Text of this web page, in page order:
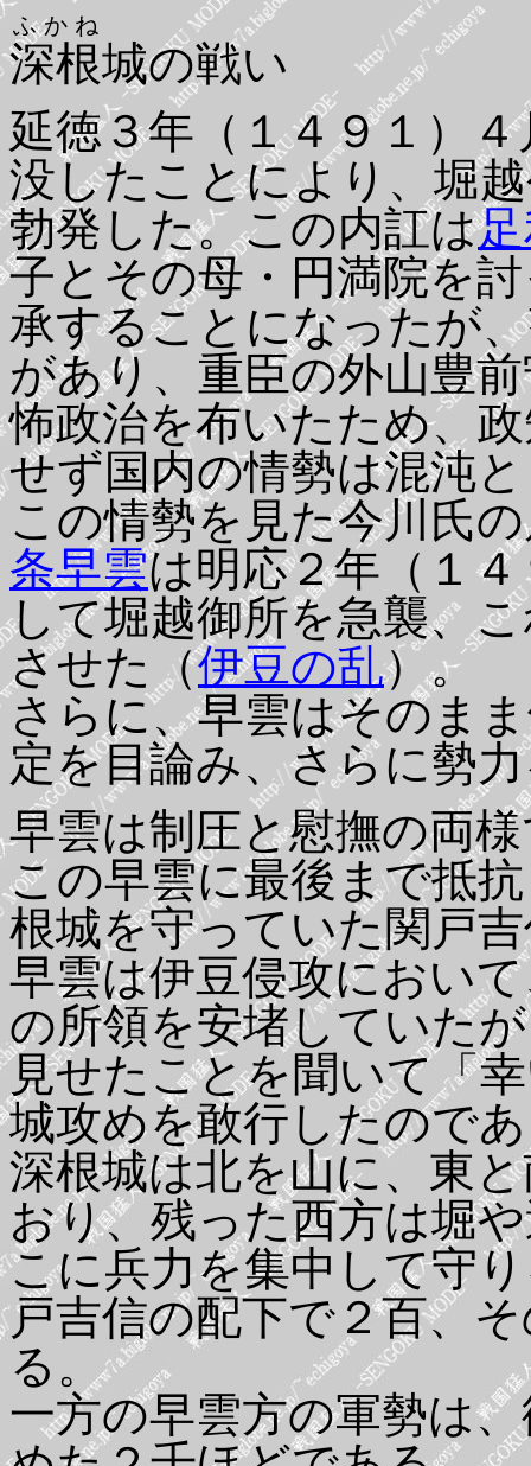
深根
ふかね
城の戦い
延徳３年（１４９１）
没したことにより、堀
勃発した。この内訌は
子とその母・円満院を
承することになったが
があり、重臣の外山豊
怖政治を布いたため、
せず国内の情勢は混沌
この情勢を見た今川氏
条早雲は明応２年（１
して堀越御所を急襲、
させた（伊豆の乱）。
さらに、早雲はそのま
定を目論み、さらに勢
早雲は制圧と慰撫の両
この早雲に最後まで抵
根城を守っていた関戸
早雲は伊豆侵攻におい
の所領を安堵していた
見せたことを聞いて「
城攻めを敢行したので
深根城は北を山に、東
おり、残った西方は堀
こに兵力を集中して守
戸吉信の配下で２百、
る。
一方の早雲方の軍勢は